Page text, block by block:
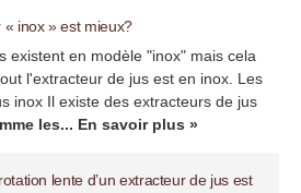
« inox » est mieux?
existent en modèle "inox" mais cela
l'extracteur de jus est en inox. Les
inox Il existe des extracteurs de jus
les... En savoir plus »
lente d’un extracteur de jus est